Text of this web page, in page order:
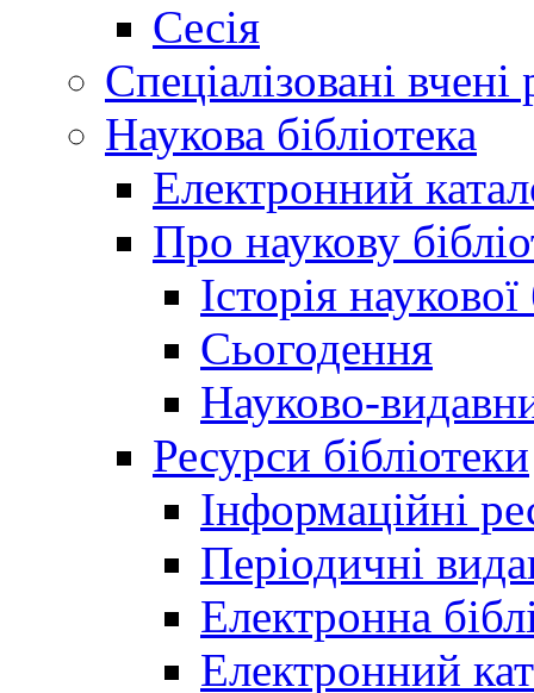
Сесія
Спеціалізовані вчені
Наукова бібліотека
Електронний
Про наукову
Історія
Сьогодення
Науково-
Ресурси бібліотеки
Інформаційні
Періодичні
Електронна
Електронний